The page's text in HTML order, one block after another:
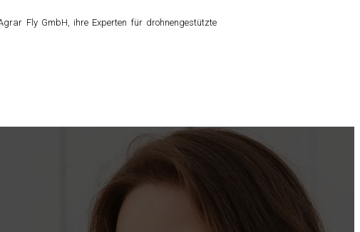
Fly GmbH, ihre Experten für drohnengestützte